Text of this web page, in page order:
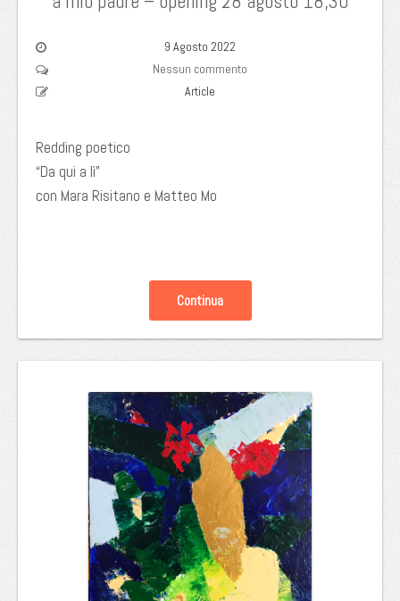
9 Agosto 2022
Nessun commento
Article
Redding poetico
“Da qui a lì”
con Mara Risitano e Matteo Mo
Continua